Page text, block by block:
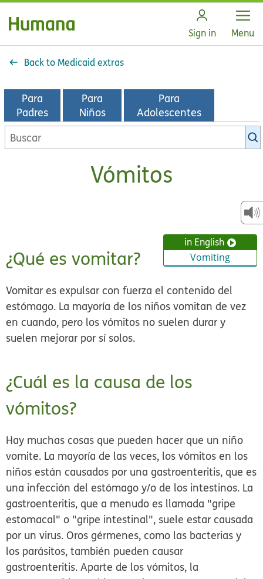
Sign in Open
Menu
Back to Medicaid extras
Para
Padres
Para
Niños
Para
Adolescentes
Buscar
en
Vómitos
in English
Vomiting
¿Qué es vomitar?
Vomitar es expulsar con fuerza el contenido del
estómago. La mayoría de los niños vomitan de vez
en cuando, pero los vómitos no suelen durar y
suelen mejorar por sí solos.
¿Cuál es la causa de los
vómitos?
Hay muchas cosas que pueden hacer que un niño
vomite. La mayoría de las veces, los vómitos en los
niños están causados por una gastroenteritis, que es
una infección del estómago y/o de los intestinos. La
gastroenteritis, que a menudo es llamada "gripe
estomacal" o "gripe intestinal", suele estar causada
por un virus. Oros gérmenes, como las bacterias y
los parásitos, también pueden causar
gastroenteritis. Aparte de los vómitos, la